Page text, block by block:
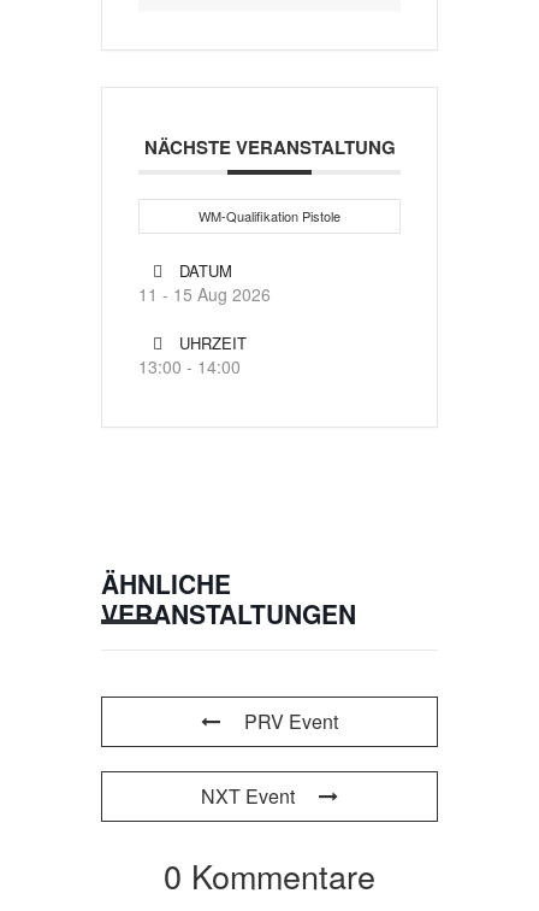
NÄCHSTE VERANSTALTUNG
WM-Qualifikation Pistole
DATUM
11 - 15 Aug 2026
UHRZEIT
13:00 - 14:00
ÄHNLICHE
VERANSTALTUNGEN
PRV Event
NXT Event
0 Kommentare